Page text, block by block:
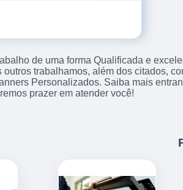
de uma forma Qualificada e
outros trabalhamos, além dos citados,
Personalizados. Saiba mais
prazer em atender você!